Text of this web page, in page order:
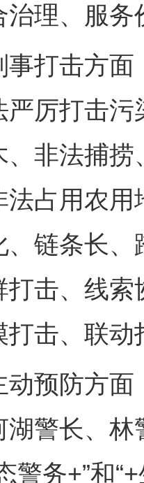
治理、服
击方面
严厉打击
、非法捕
法占用农
、链条长
打击、线
打击、联动
防方面
湖警长、
警务+”和